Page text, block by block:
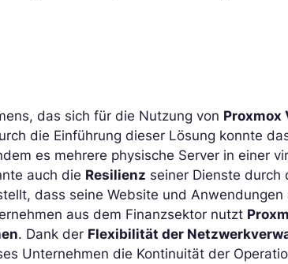
das sich für die Nutzung von Proxmox
die Einführung dieser Lösung konnte
es mehrere physische Server in einer
auch die Resilienz seiner Dienste durch
dass seine Website und Anwendungen
aus dem Finanzsektor nutzt
. Dank der Flexibilität der
Unternehmen die Kontinuität der